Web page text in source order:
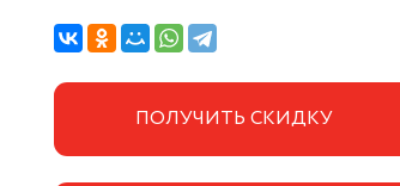
ПОЛУЧИТЬ СКИДКУ